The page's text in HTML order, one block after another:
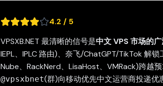
4.2 / 5
VPSXB.NET 最清晰的信号是中文 VPS 市场的
IEPL、IPLC 路由)、奈飞/ChatGPT/TikTok 解
Nube、RackNerd、LisaHost、VMRack)跨越预
@vpsxbnet(群)向移动优先中文运营商投递优